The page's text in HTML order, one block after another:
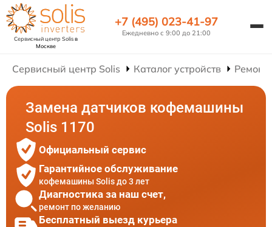
Сервисный центр Solisв
Москве
+7 (495) 023-41-97
Ежедневно с 9:00 до 21:00
Сервисный центр Solis Каталог устройств
Замена датчиков кофемашины
Solis 1170
Официальный сервис
Гарантийное обслуживание
кофемашины Solis до 3 лет
Диагностика за наш счет,
ремонт по желанию
Бесплатный выезд курьера